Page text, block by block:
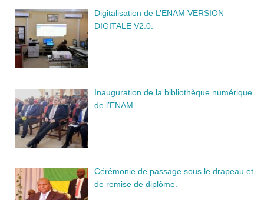
Digitalisation de L’ENAM VERSION
DIGITALE V2.0.
Inauguration de la bibliothèque numérique
de l’ENAM.
Cérémonie de passage sous le drapeau et
de remise de diplôme.